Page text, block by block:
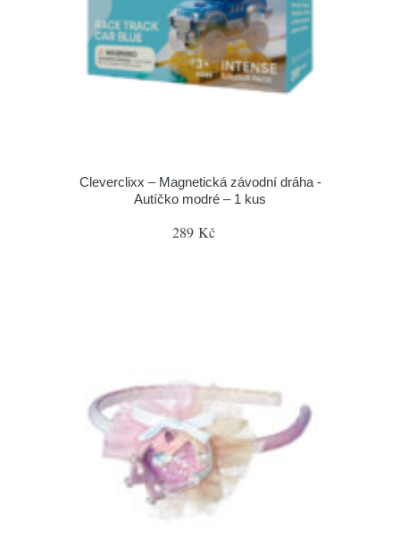
Cleverclixx – Magnetická závodní dráha -
Autíčko modré – 1 kus
289 Kč